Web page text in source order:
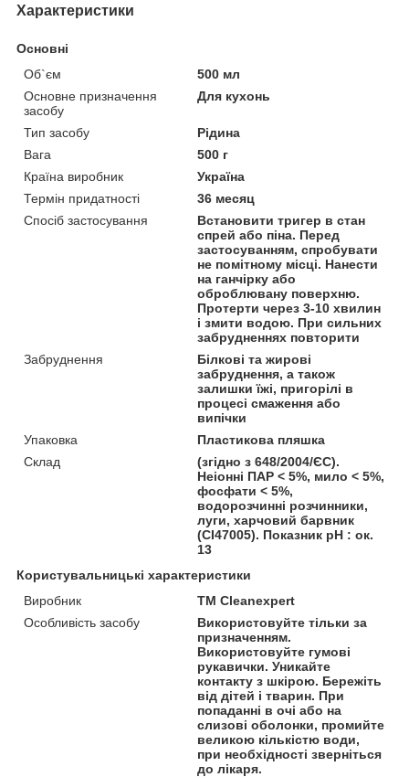
Характеристики
Основні
Об`єм
500 мл
Основне призначення
засобу
Для кухонь
Тип засобу
Рідина
Вага
500 г
Країна виробник
Україна
Термін придатності
36 месяц
Спосіб застосування
Встановити тригер в стан
спрей або піна. Перед
застосуванням, спробувати
не помітному місці. Нанести
на ганчірку або
оброблювану поверхню.
Протерти через 3-10 хвилин
і змити водою. При сильних
забрудненнях повторити
Забруднення
Білкові та жирові
забруднення, а також
залишки їжі, пригорілі в
процесі смаження або
випічки
Упаковка
Пластикова пляшка
Склад
(згідно з 648/2004/ЄС).
Неіонні ПАР < 5%, мило < 5%,
фосфати < 5%,
водорозчинні розчинники,
луги, харчовий барвник
(СІ47005). Показник рН : ок.
13
Користувальницькі характеристики
Виробник
TM Cleanexpert
Особливість засобу
Використовуйте тільки за
призначенням.
Використовуйте гумові
рукавички. Уникайте
контакту з шкірою. Бережіть
від дітей і тварин. При
попаданні в очі або на
слизові оболонки, промийте
великою кількістю води,
при необхідності зверніться
до лікаря.